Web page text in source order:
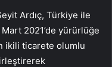
Ardıç, Türkiye ile
2021’de yürürlüğe
ikili ticarete olumlu